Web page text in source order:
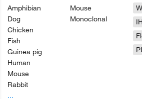
Amphibian
Dog
Chicken
Fish
Guinea pig
Human
Mouse
Rabbit
...
Mouse
Monoclonal